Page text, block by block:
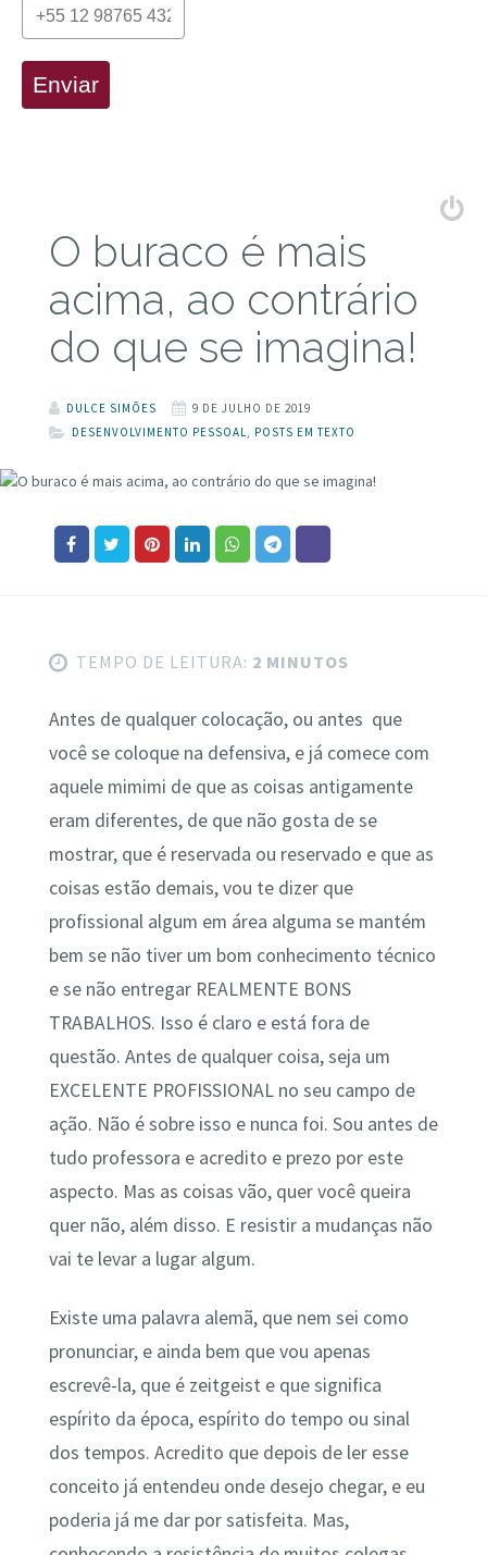
Enviar
O buraco é mais
acima, ao contrário
do que se imagina!
DULCE SIMÕES
9 DE JULHO DE 2019
DESENVOLVIMENTO PESSOAL, POSTS EM TEXTO
TEMPO DE LEITURA: 2 MINUTOS
Antes de qualquer colocação, ou antes que
você se coloque na defensiva, e já comece com
aquele mimimi de que as coisas antigamente
eram diferentes, de que não gosta de se
mostrar, que é reservada ou reservado e que as
coisas estão demais, vou te dizer que
profissional algum em área alguma se mantém
bem se não tiver um bom conhecimento técnico
e se não entregar REALMENTE BONS
TRABALHOS. Isso é claro e está fora de
questão. Antes de qualquer coisa, seja um
EXCELENTE PROFISSIONAL no seu campo de
ação. Não é sobre isso e nunca foi. Sou antes de
tudo professora e acredito e prezo por este
aspecto. Mas as coisas vão, quer você queira
quer não, além disso. E resistir a mudanças não
vai te levar a lugar algum.
Existe uma palavra alemã, que nem sei como
pronunciar, e ainda bem que vou apenas
escrevê-la, que é zeitgeist e que significa
espírito da época, espírito do tempo ou sinal
dos tempos. Acredito que depois de ler esse
conceito já entendeu onde desejo chegar, e eu
poderia já me dar por satisfeita. Mas,